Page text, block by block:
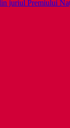
juriul Premiului